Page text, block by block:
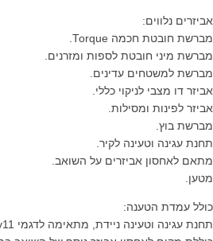
אביזרים נלווים:
מברשת חובטת חכמה Torque.
מברשת מיני חובטת לספות ומזרנים.
מברשת למשטחים עדינים.
אביזר דו מצבי לניקוי כללי.
אביזר לפינות ומסילות.
מברשת בוץ.
תחנת עגינה וטעינה לקיר.
מתאם לאחסון אביזרים על השואב.
מטען.
כולל עמדת הטענה:
תחנת עגינה וטעינה ניידת, מתאימה לדגמי v11 בלבד.